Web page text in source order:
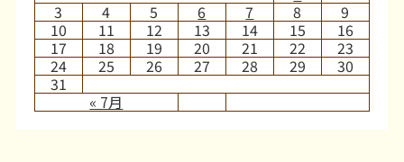
« 7月
3
4 5 6 7 8
9
10
11 12 13 14 15
16
17
18 19 20 21 22
23
24
25 26 27 28 29
30
31